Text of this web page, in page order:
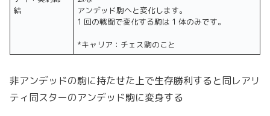
結
アンデッド駒へと変化します。
1 回の戦聞で変化する駒は 1 体のみです。
*キャリア：チェス駒のこと
非アンデッドの駒に持たせた上で生存勝利すると同レアリ
ティ同スターのアンデッド駒に変身する